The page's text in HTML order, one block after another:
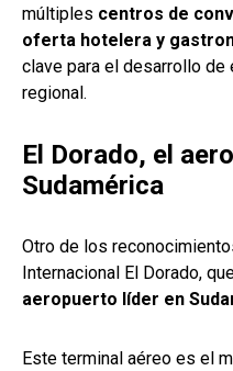
múltiples centros de
oferta hotelera y
clave para el desarrollo de
regional.
El Dorado, el
Sudamérica
Otro de los
Internacional El Dorado,
aeropuerto líder en
Este terminal aéreo es el